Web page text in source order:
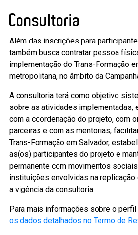
Consultoria
Além das inscrições para
também busca contratar pessoa
implementação do Trans-Formação
metropolitana, no âmbito da
A consultoria terá como objetivo
sobre as atividades implementadas,
com a coordenação do projeto, com
parceiras e com as mentorias,
Trans-Formação em Salvador,
as(os) participantes do projeto e
permanente com movimentos
instituições envolvidas na replicação
a vigência da consultoria.
Para mais informações sobre o
os dados detalhados no Termo de